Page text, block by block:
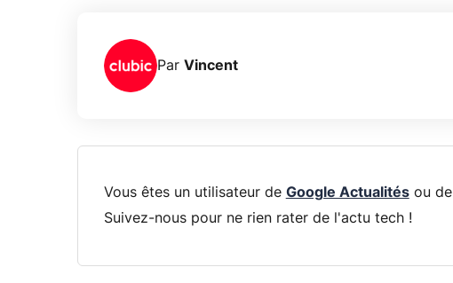
Par Vincent
Vous êtes un utilisateur de Google Actualitésou de
Suivez-nous pour ne rien rater de l'actu tech !